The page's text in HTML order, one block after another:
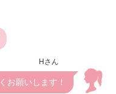
Hさん
お願いします！